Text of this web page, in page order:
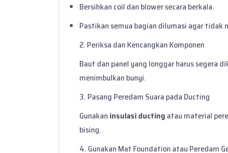
Bersihkan coil dan blower secara berkala.
Pastikan semua bagian dilumasi agar tidak
2. Periksa dan Kencangkan Komponen
Baut dan panel yang longgar harus segera
menimbulkan bunyi.
3. Pasang Peredam Suara pada Ducting
Gunakan insulasi ducting atau material
bising.
4. Gunakan Mat Foundation atau Peredam